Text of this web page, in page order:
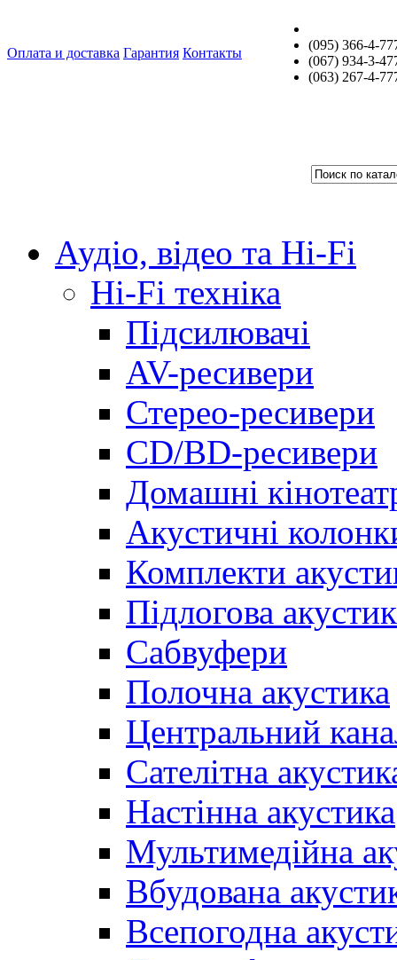
Оплата и доставка Гарантия Контакты
(095) 366-4-
(067) 934-3-
(063) 267-4-
Аудіо, відео та Hi-Fi
Hi-Fi техніка
Підсилювачі
AV-ресивери
Стерео-ресивери
CD/BD-ресивери
Домашні
Акустичні
Комплекти
Підлогова
Сабвуфери
Полочна акустика
Центральний
Сателітна
Настінна акустика
Мультимедійна
Вбудована
Всепогодна